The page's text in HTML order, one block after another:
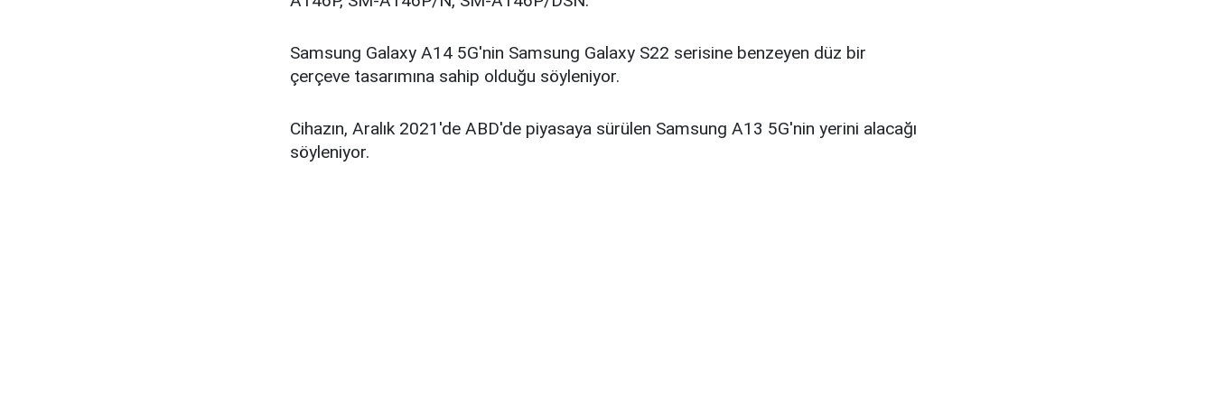
Samsung Galaxy A14 5G'nin Samsung Galaxy S22 serisine benzeyen düz bir
çerçeve tasarımına sahip olduğu söyleniyor.
Cihazın, Aralık 2021'de ABD'de piyasaya sürülen Samsung A13 5G'nin yerini alacağı
söyleniyor.